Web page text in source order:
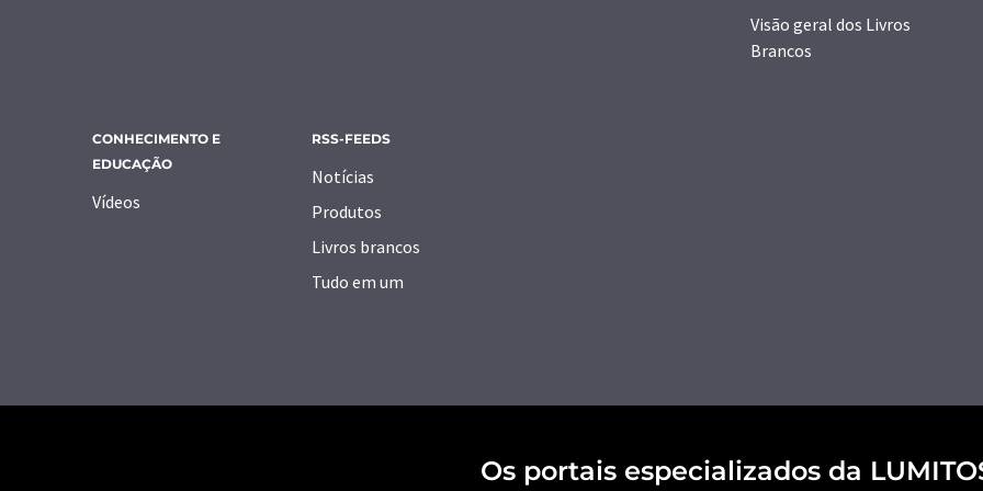
Visão geral dos Livros
Brancos
CONHECIMENTO E
EDUCAÇÃO
Vídeos
RSS-FEEDS
Notícias
Produtos
Livros brancos
Tudo em um
Os portais especializados da